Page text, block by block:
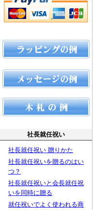
社長就任祝い
社長就任祝い 贈りかた
社長就任祝いを贈るのはい
つ？
社長就任祝いと会長就任祝
いを同時に贈る
就任祝いでよく使われる商